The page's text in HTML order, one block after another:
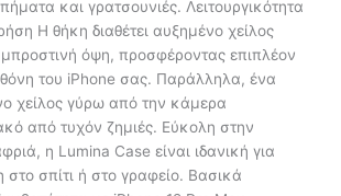
και γρατσουνιές. Λειτουργικότητα
Η θήκη διαθέτει αυξημένο χείλος
μπροστινή όψη, προσφέροντας επιπλέον
του iPhone σας. Παράλληλα, ένα
χείλος γύρω από την κάμερα
από τυχόν ζημιές. Εύκολη στην
η Lumina Case είναι ιδανική για
σπίτι ή στο γραφείο. Βασικά